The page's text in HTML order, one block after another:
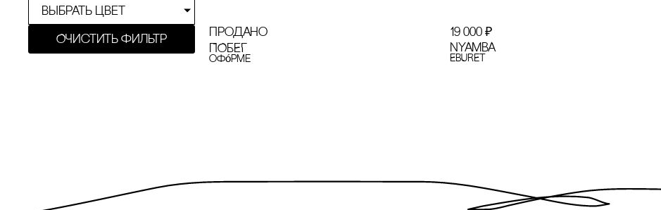
Masters
MUSE
onipko
выбрать цвет
Очистить фильтр
продано
ПОБЕГ
офóрме
19 000₽
NYAMBA
EBURET